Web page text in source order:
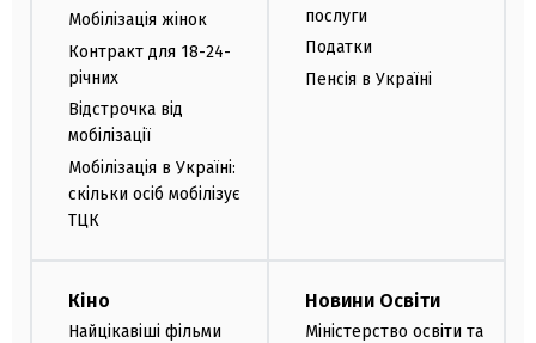
Мобілізація жінок
Контракт для 18-24-
річних
Відстрочка від
мобілізації
Мобілізація в Україні:
скільки осіб мобілізує
ТЦК
послуги
Податки
Пенсія в Україні
Кіно
Найцікавіші фільми
Новини Освіти
Міністерство освіти та